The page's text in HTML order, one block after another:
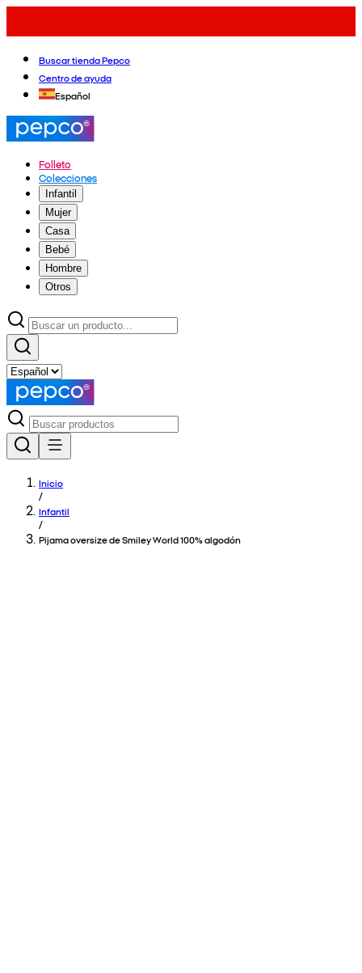
Buscar tienda Pepco
Centro de ayuda
Español
Folleto
Colecciones
Infantil
Mujer
Casa
Bebé
Hombre
Otros
Inicio
/
Infantil
/
Pijama oversize de Smiley World 100% algodón